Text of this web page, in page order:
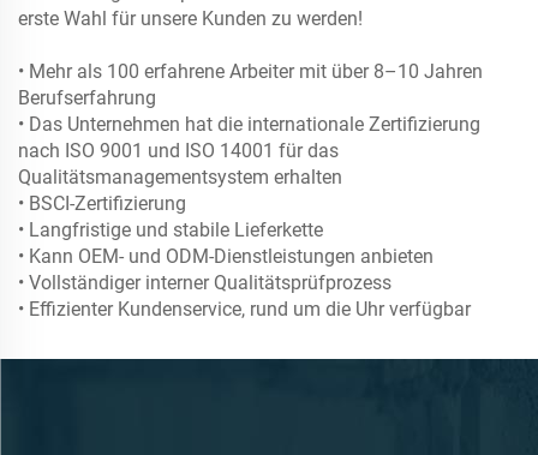
erste Wahl für unsere Kunden zu werden!
• Mehr als 100 erfahrene Arbeiter mit über 8–10 Jahren
Berufserfahrung
• Das Unternehmen hat die internationale Zertifizierung
nach ISO 9001 und ISO 14001 für das
Qualitätsmanagementsystem erhalten
• BSCI-Zertifizierung
• Langfristige und stabile Lieferkette
• Kann OEM- und ODM-Dienstleistungen anbieten
• Vollständiger interner Qualitätsprüfprozess
• Effizienter Kundenservice, rund um die Uhr verfügbar